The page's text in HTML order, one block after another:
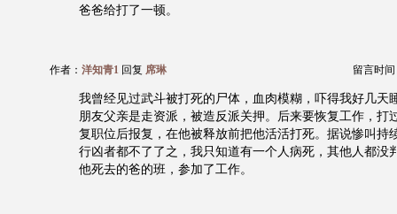
爸爸给打了一顿。
作者： 洋知青1 回复 席琳 留言时间
我曾经见过武斗被打死的尸体，血肉模糊，吓得我好几天
朋友父亲是走资派，被造反派关押。后来要恢复工作，打
复职位后报复，在他被释放前把他活活打死。据说惨叫持
行凶者都不了了之，我只知道有一个人病死，其他人都没
他死去的爸的班，参加了工作。